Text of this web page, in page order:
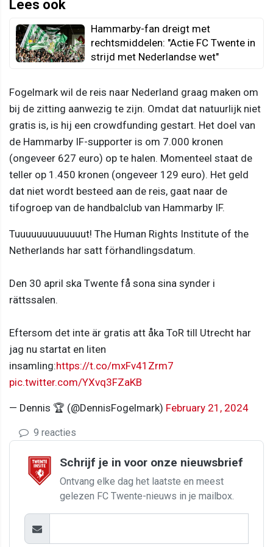
Lees ook
Hammarby-fan dreigt met
rechtsmiddelen: "Actie FC Twente in
strijd met Nederlandse wet"
Fogelmark wil de reis naar Nederland graag maken om
bij de zitting aanwezig te zijn. Omdat dat natuurlijk niet
gratis is, is hij een crowdfunding gestart. Het doel van
de Hammarby IF-supporter is om 7.000 kronen
(ongeveer 627 euro) op te halen. Momenteel staat de
teller op 1.450 kronen (ongeveer 129 euro). Het geld
dat niet wordt besteed aan de reis, gaat naar de
tifogroep van de handbalclub van Hammarby IF.
Tuuuuuuuuuuuuut! The Human Rights Institute of the
Netherlands har satt förhandlingsdatum.
Den 30 april ska Twente få sona sina synder i
rättssalen.
Eftersom det inte är gratis att åka ToR till Utrecht har
jag nu startat en liten
insamling:https://t.co/mxFv41Zrm7
pic.twitter.com/YXvq3FZaKB
— Dennis 🏆 (@DennisFogelmark) February 21, 2024
9 reacties
Schrijf je in voor onze nieuwsbrief
Ontvang elke dag het laatste en meest
gelezen FC Twente-nieuws in je mailbox.